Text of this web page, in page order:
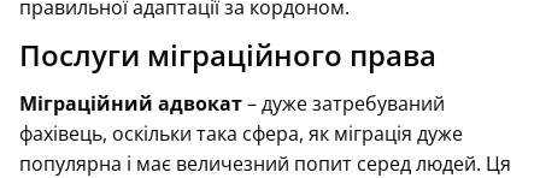
правильної адаптації за кордоном.
Послуги міграційного права
Міграційний адвокат– дуже затребуваний
фахівець, оскільки така сфера, як міграція дуже
популярна і має величезний попит серед людей. Ця